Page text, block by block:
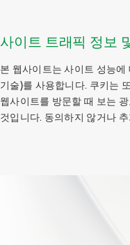
사이트 트래픽 정보
본 웹사이트는 사이트 성능
기술)를 사용합니다. 쿠키는
웹사이트를 방문할 때 보는
것입니다. 동의하지 않거나